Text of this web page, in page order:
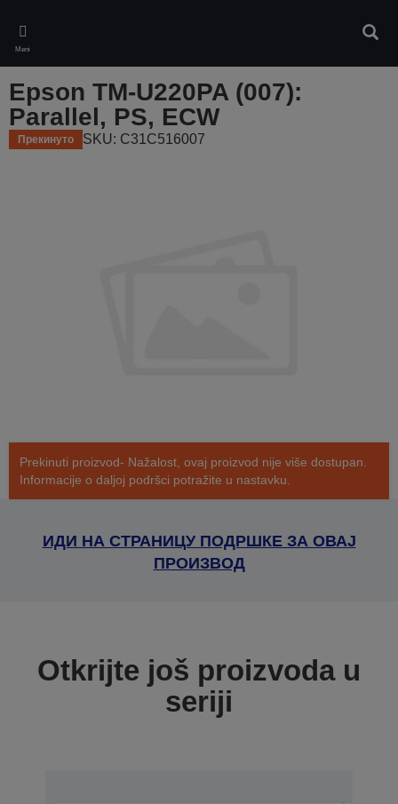
main
content
Meni
Epson TM-U220PA (007):
Parallel, PS, ECW
Прекинуто SKU: C31C516007
Prekinuti proizvod- Nažalost, ovaj proizvod nije više dostupan.
Informacije o daljoj podršci potražite u nastavku.
ИДИ НА СТРАНИЦУ ПОДРШКЕ ЗА ОВАЈ
ПРОИЗВОД
Otkrijte još proizvoda u
seriji